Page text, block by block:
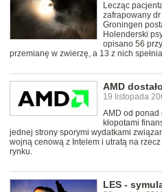
Lecząc
zafrapowany dr
Groningen
Holenderski
opisano 56
przemianę w zwierzę, a 13 z nich
AMD
19 listopada
AMD od ponad
kłopotami
jednej strony sporymi wydatkami
wojną cenową z Intelem i utratą na
rynku.
LES -